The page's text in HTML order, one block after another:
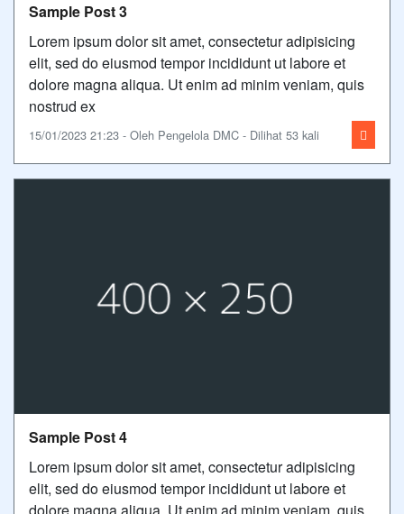
Sample Post 3
Lorem ipsum dolor sit amet, consectetur adipisicing
elit, sed do eiusmod tempor incididunt ut labore et
dolore magna aliqua. Ut enim ad minim veniam, quis
nostrud ex
15/01/2023 21:23 - Oleh Pengelola DMC - Dilihat 53 kali
Sample Post 4
Lorem ipsum dolor sit amet, consectetur adipisicing
elit, sed do eiusmod tempor incididunt ut labore et